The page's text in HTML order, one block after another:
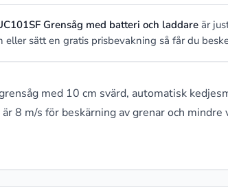
Grensåg med batteri och laddare är
eller sätt en gratis prisbevakning så får du
med 10 cm svärd, automatisk
8 m/s för beskärning av grenar och mindre